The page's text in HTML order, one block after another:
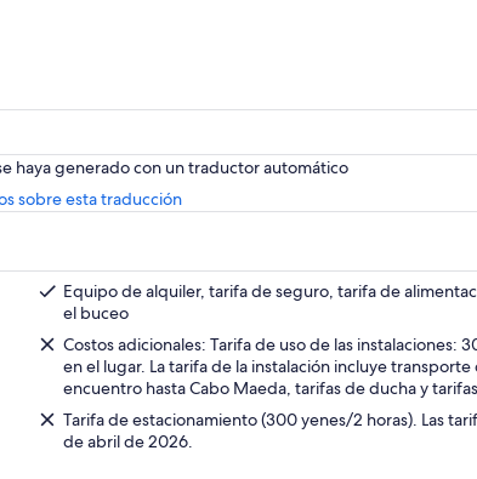
cambiado o cancelado.
podrás acceder a la Cueva Azul.En ese caso, le
guiaremos a una playa cercana.
decidirá en función de las olas del mar y del
viento.
Su reserva será aceptada asumiendo que haya
aceptado el contenido del Aviso de cambio de
lugar.
Si cancela el mismo día debido a un cambio de
haya generado con un traductor automático
sobre esta traducciónSe
abrirá
nueva
pestaña
Equipo de alquiler, tarifa de seguro, tarifa de
el buceo
Costos adicionales: Tarifa de uso de las instalaciones:
en el lugar. La tarifa de la instalación incluye
encuentro hasta Cabo Maeda, tarifas de ducha y
Tarifa de estacionamiento (300 yenes/2 horas). Las
de abril de 2026.